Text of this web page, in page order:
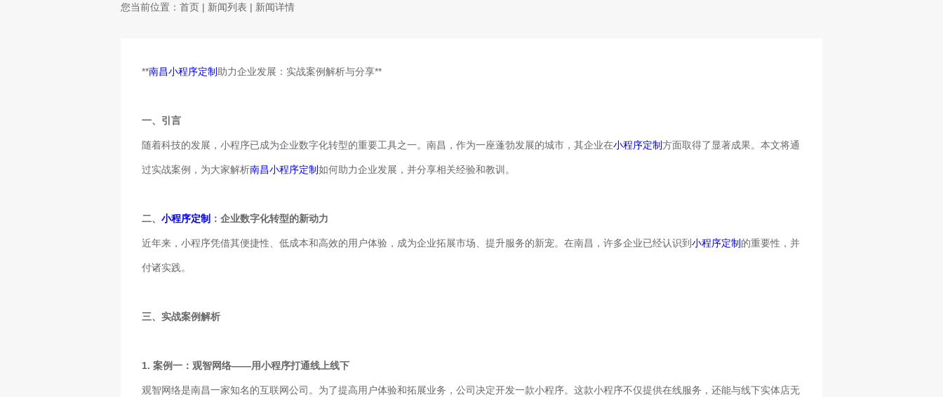
您当前位置： 首页 | 新闻列表 | 新闻详情
**南昌小程序定制 助力企业发展：实战案例解析与分享**
一、引言
随着科技的发展，小程序已成为企业数字化转型的重要工具之一。南昌，作为一座蓬勃发展的城市，其企业在小程序定制方面取得了显著成果。本文将通
过实战案例，为大家解析南昌小程序定制如何助力企业发展，并分享相关经验和教训。
二、 小程序定制 ：企业数字化转型的新动力
近年来，小程序凭借其便捷性、低成本和高效的用户体验，成为企业拓展市场、提升服务的新宠。在南昌，许多企业已经认识到 小程序定制 的重要性，并
付诸实践。
三、实战案例解析
1. 案例一：观智网络——用小程序打通线上线下
观智网络是南昌一家知名的互联网公司。为了提高用户体验和拓展业务，公司决定开发一款小程序。这款小程序不仅提供在线服务，还能与线下实体店无